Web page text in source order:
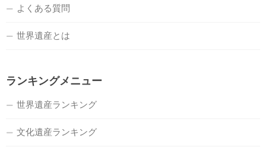
よくある質問
世界遺産とは
ランキングメニュー
世界遺産ランキング
文化遺産ランキング